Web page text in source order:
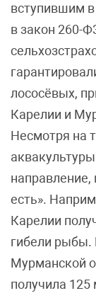
вступившим
в закон 260-
лососёвых,
Карелии и
Несмотря на
направление,
есть».
Карелии
гибели рыбы.
Мурманской
получила 125